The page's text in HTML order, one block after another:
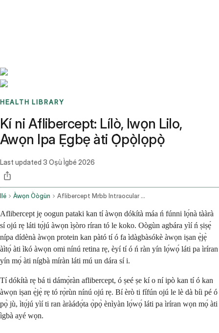
HEALTH LIBRARY
Kí ni Aflibercept: Lílò, Iwọn Lilo,
Awọn Ipa Ẹgbẹ àti Ọ̀pọ̀lọpọ̀
Last updated 3 Oṣù Ìgbé 2026
Ilé Àwọn Òògùn Aflibercept Mrbb Intraocular Route
Aflibercept jẹ oogun pataki kan tí àwọn dókítà máa ń fúnni lọ́nà tààrà
sí ojú rẹ láti tọ́jú àwọn ìṣòro ríran tó le koko. Oògùn agbára yìí ń ṣiṣẹ́
nípa dídènà àwọn protein kan pàtó tí ó fa ìdàgbàsókè àwọn iṣan ẹ̀jẹ̀
àìtọ́ àti ìkó àwọn omi nínú retina rẹ, èyí tí ó ń ràn yín lọ́wọ́ láti pa ìríran
yín mọ́ àti nígbà míràn láti mú un dára sí i.
Tí dókítà rẹ bá ti dámọ̀ràn aflibercept, ó ṣeé ṣe kí o ní ipò kan tí ó kan
àwọn iṣan ẹ̀jẹ̀ rẹ tó rọ̀rùn nínú ojú rẹ. Bí èrò ti fífún ojú le lè dà bíi pé ó
pọ̀ jù, ìtọ́jú yìí ti ran àràádọ́ta ọ̀pọ̀ ènìyàn lọ́wọ́ láti pa ìríran wọn mọ́ àti
ìgbà ayé wọn.